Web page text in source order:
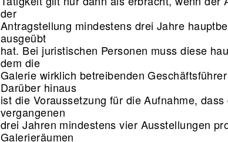
der
Antragstellung mindestens drei Jahre
ausgeübt
hat. Bei juristischen Personen muss diese
dem die
Galerie wirklich betreibenden
Darüber hinaus
ist die Voraussetzung für die Aufnahme,
vergangenen
drei Jahren mindestens vier Ausstellungen
Galerieräumen